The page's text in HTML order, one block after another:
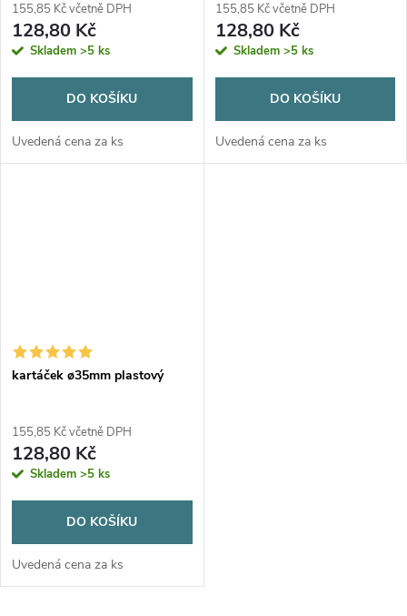
155,85 Kč včetně DPH
128,80 Kč
Skladem >5 ks
DO KOŠÍKU
Uvedená cena za ks
155,85 Kč včetně DPH
128,80 Kč
Skladem >5 ks
DO KOŠÍKU
Uvedená cena za ks
kartáček ø35mm plastový
155,85 Kč včetně DPH
128,80 Kč
Skladem >5 ks
DO KOŠÍKU
Uvedená cena za ks